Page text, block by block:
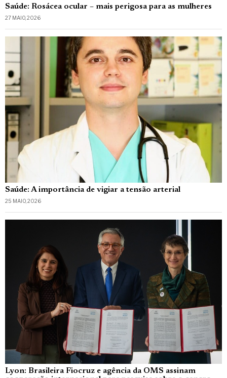
Saúde: Rosácea ocular – mais perigosa para as mulheres
27 MAIO, 2026
Saúde: A importância de vigiar a tensão arterial
25 MAIO, 2026
Lyon: Brasileira Fiocruz e agência da OMS assinam